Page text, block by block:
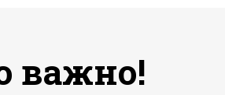
важно!